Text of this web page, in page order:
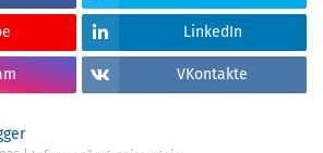
LinkedIn
VKontakte